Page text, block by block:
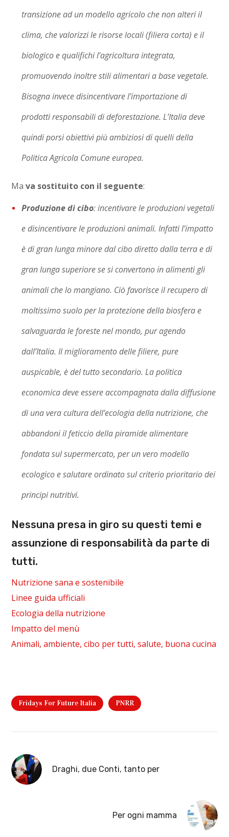
transizione ad un modello agricolo che non alteri il
clima, che valorizzi le risorse locali (filiera corta) e il
biologico e qualifichi l’agricoltura integrata,
promuovendo inoltre stili alimentari a base vegetale.
Bisogna invece disincentivare l’importazione di
prodotti responsabili di deforestazione. L’Italia deve
quindi porsi obiettivi più ambiziosi di quelli della
Politica Agricola Comune europea.
Mava sostituito con il seguente:
Produzione di cibo: incentivare le produzioni vegetali
e disincentivare le produzioni animali. Infatti l’impatto
è di gran lunga minore dal cibo diretto dalla terra e di
gran lunga superiore se si convertono in alimenti gli
animali che lo mangiano. Ciò favorisce il recupero di
moltissimo suolo per la protezione della biosfera e
salvaguarda le foreste nel mondo, pur agendo
dall’Italia. Il miglioramento delle filiere, pure
auspicable, è del tutto secondario. La politica
economica deve essere accompagnata dalla diffusione
di una vera cultura dell’ecologia della nutrizione, che
abbandoni il feticcio della piramide alimentare
fondata sul supermercato, per un vero modello
ecologico e salutare ordinato sul criterio prioritario dei
principi nutritivi.
Nessuna presa in giro su questi temi e
assunzione di responsabilità da parte di
tutti.
Nutrizione sana e sostenibile
Linee guida ufficiali
Ecologia della nutrizione
Impatto del menù
Animali, ambiente, cibo per tutti, salute, buona cucina
Fridays For Future Italia PNRR
Draghi, due Conti, tanto per
Per ogni mamma